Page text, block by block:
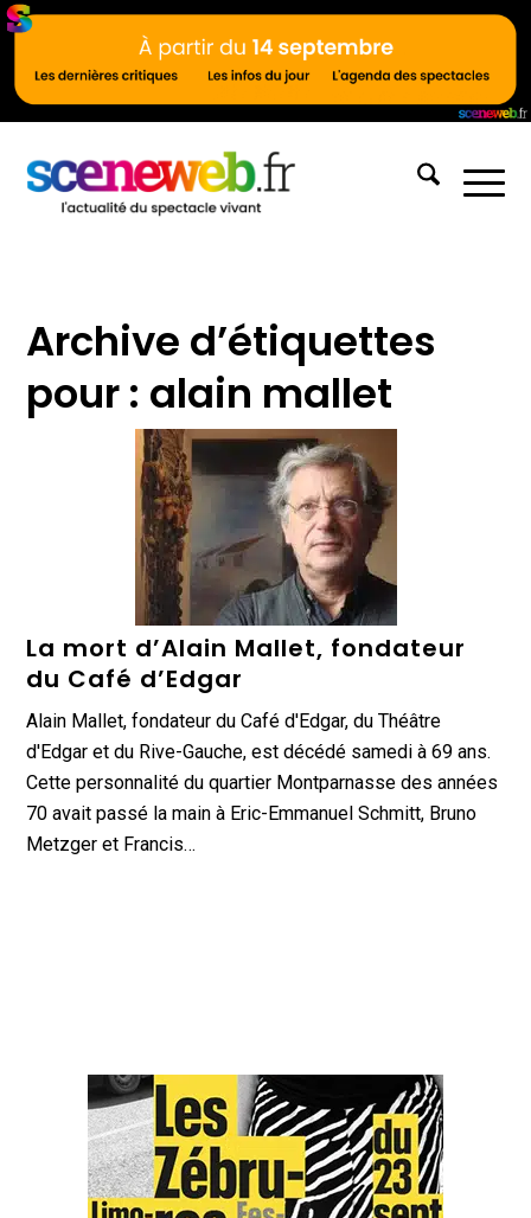
Archive d’étiquettes
pour : alain mallet
La mort d’Alain Mallet, fondateur
du Café d’Edgar
Alain Mallet, fondateur du Café d'Edgar, du Théâtre
d'Edgar et du Rive-Gauche, est décédé samedi à 69 ans.
Cette personnalité du quartier Montparnasse des années
70 avait passé la main à Eric-Emmanuel Schmitt, Bruno
Metzger et Francis…